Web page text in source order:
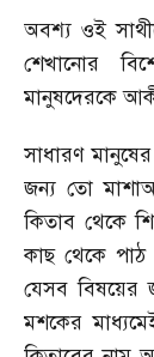
অবশ্য ওই
শেখানোর
মানুষদেরকে
সাধারণ
জন্য তো
কিতাব থেকে
কাছ থেকে পাঠ
যেসব
মশকের